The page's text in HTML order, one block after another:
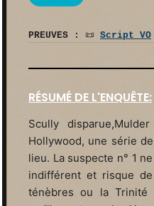
PREUVES : 📜 Script VO
RÉSUMÉ DE L'ENQUÊTE:
Scully
Hollywood, une série
lieu. La suspecte n° 1
indifférent et risque
ténèbres ou la Trinité